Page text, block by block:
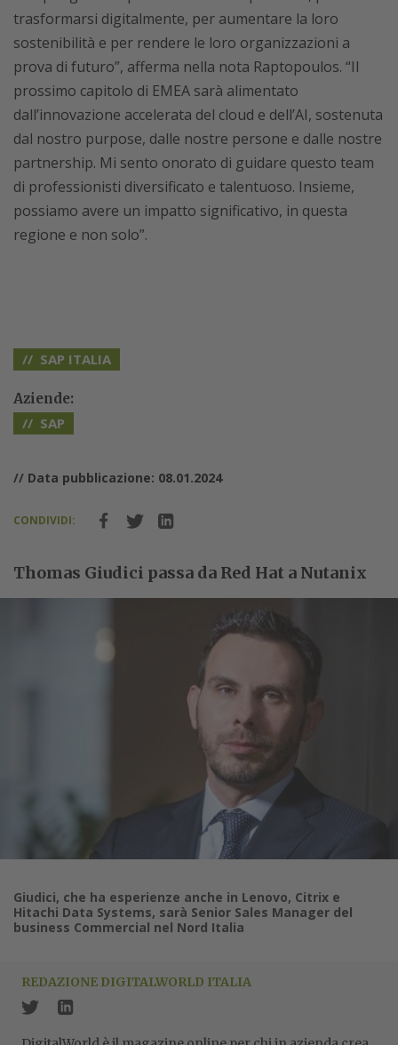
trasformarsi digitalmente, per aumentare la loro
sostenibilità e per rendere le loro organizzazioni a
prova di futuro”, afferma nella nota Raptopoulos. “Il
prossimo capitolo di EMEA sarà alimentato
dall’innovazione accelerata del cloud e dell’AI, sostenuta
dal nostro purpose, dalle nostre persone e dalle nostre
partnership. Mi sento onorato di guidare questo team
di professionisti diversificato e talentuoso. Insieme,
possiamo avere un impatto significativo, in questa
regione e non solo”.
SAP ITALIA
Aziende:
SAP
// Data pubblicazione: 08.01.2024
CONDIVIDI:
Thomas Giudici passa da Red Hat a Nutanix
Giudici, che ha esperienze anche in Lenovo, Citrix e
Hitachi Data Systems, sarà Senior Sales Manager del
business Commercial nel Nord Italia
REDAZIONE DIGITALWORLD ITALIA